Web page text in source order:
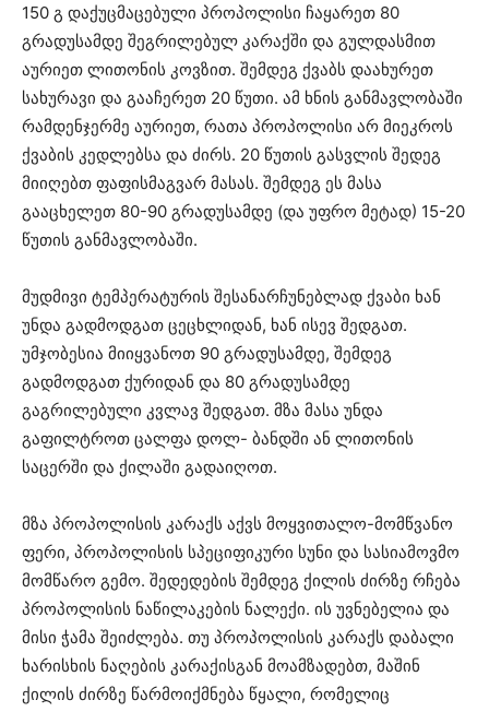
150 გ დაქუცმაცებული პროპოლისი ჩაყარეთ 80
გრადუსამდე შეგრილებულ კარაქში და გულდასმით
აურიეთ ლითონის კოვზით. შემდეგ ქვაბს დაახურეთ
სახურავი და გააჩერეთ 20 წუთი. ამ ხნის განმავლობაში
რამდენჯერმე აურიეთ, რათა პროპოლისი არ მიეკროს
ქვაბის კედლებსა და ძირს. 20 წუთის გასვლის შედეგ
მიიღებთ ფაფისმაგვარ მასას. შემდეგ ეს მასა
გააცხელეთ 80-90 გრადუსამდე (და უფრო მეტად) 15-20
წუთის განმავლობაში.
მუდმივი ტემპერატურის შესანარჩუნებლად ქვაბი ხან
უნდა გადმოდგათ ცეცხლიდან, ხან ისევ შედგათ.
უმჯობესია მიიყვანოთ 90 გრადუსამდე, შემდეგ
გადმოდგათ ქურიდან და 80 გრადუსამდე
გაგრილებული კვლავ შედგათ. მზა მასა უნდა
გაფილტროთ ცალფა დოლ- ბანდში ან ლითონის
საცერში და ქილაში გადაიღოთ.
მზა პროპოლისის კარაქს აქვს მოყვითალო-მომწვანო
ფერი, პროპოლისის სპეციფიკური სუნი და სასიამოვმო
მომწარო გემო. შედედების შემდეგ ქილის ძირზე რჩება
პროპოლისის ნაწილაკების ნალექი. ის უვნებელია და
მისი ჭამა შეიძლება. თუ პროპოლისის კარაქს დაბალი
ხარისხის ნაღების კარაქისგან მოამზადებთ, მაშინ
ქილის ძირზე წარმოიქმნება წყალი, რომელიც